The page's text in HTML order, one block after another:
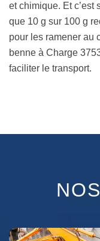
et chimique. Et c’est
que 10 g sur 100 g
pour les ramener au
benne à Charge
faciliter le transport.